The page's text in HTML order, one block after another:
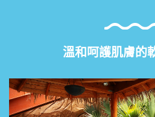
溫和呵護肌膚的